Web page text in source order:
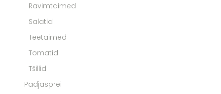
Ravimtaimed
Salatid
Teetaimed
Tomatid
Tšillid
Padjasprei